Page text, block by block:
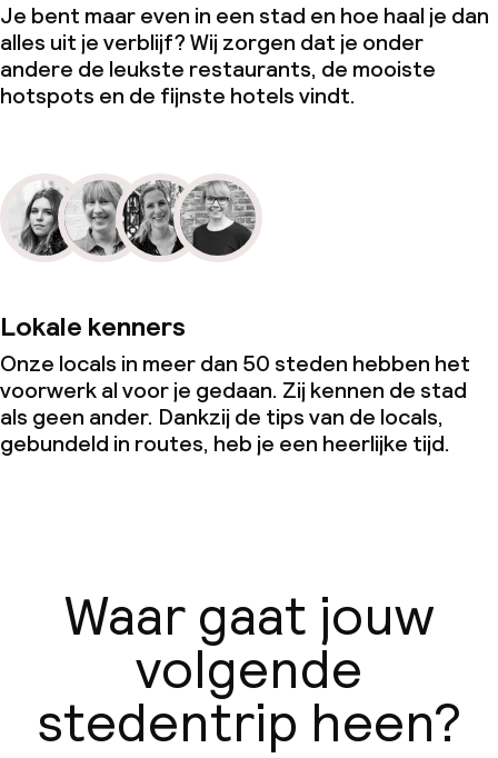
Je bent maar even in een stad en hoe haal je dan
alles uit je verblijf? Wij zorgen dat je onder
andere de leukste restaurants, de mooiste
hotspots en de fijnste hotels vindt.
Lokale kenners
Onze locals in meer dan 50 steden hebben het
voorwerk al voor je gedaan. Zij kennen de stad
als geen ander. Dankzij de tips van de locals,
gebundeld in routes, heb je een heerlijke tijd.
Waar gaat jouw
volgende
stedentrip heen?